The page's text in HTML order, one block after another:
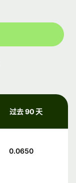
过去 90 天
0.0650